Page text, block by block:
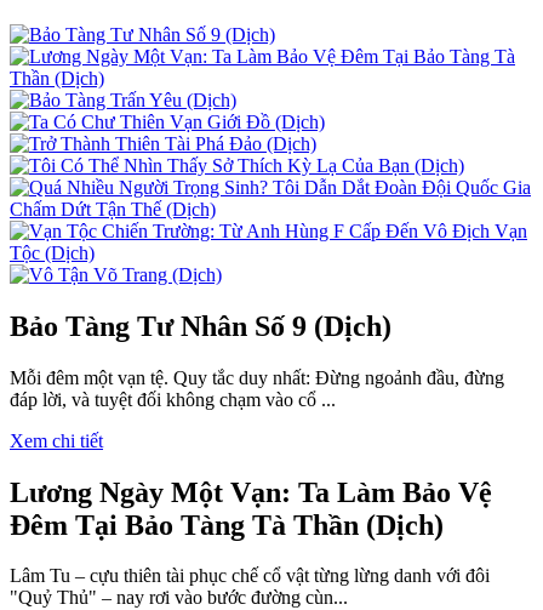
Bảo Tàng Tư Nhân Số 9 (Dịch)
Mỗi đêm một vạn tệ. Quy tắc duy nhất: Đừng ngoảnh đầu, đừng
đáp lời, và tuyệt đối không chạm vào cổ ...
Xem chi tiết
Lương Ngày Một Vạn: Ta Làm Bảo Vệ
Đêm Tại Bảo Tàng Tà Thần (Dịch)
Lâm Tu – cựu thiên tài phục chế cổ vật từng lừng danh với đôi
"Quỷ Thủ" – nay rơi vào bước đường cùn...